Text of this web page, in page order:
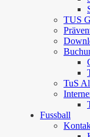
TUS
TuS
Fussball